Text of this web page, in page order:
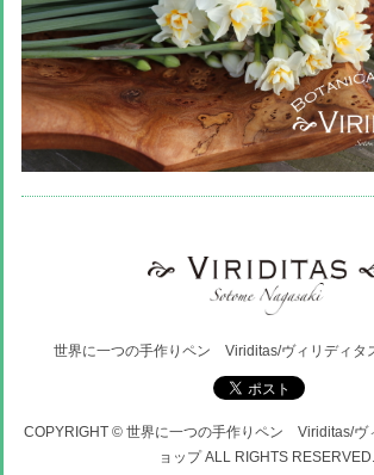
世界に一つの手作りペン Viriditas/ヴィリディ
COPYRIGHT © 世界に一つの手作りペン Viriditas/
ョップ ALL RIGHTS RESERVED.